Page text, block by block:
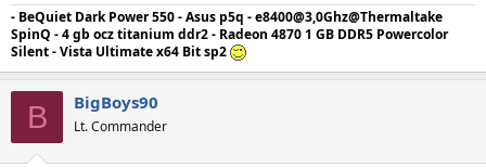
- BeQuiet Dark Power 550 - Asus p5q - e8400@3,0Ghz@Thermaltake
SpinQ - 4 gb ocz titanium ddr2 - Radeon 4870 1 GB DDR5 Powercolor
Silent - Vista Ultimate x64 Bit sp2
B BigBoys90
Lt. Commander